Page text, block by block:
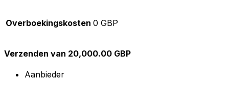
Overboekingskosten 0 GBP
Verzenden van 20,000.00 GBP
Aanbieder